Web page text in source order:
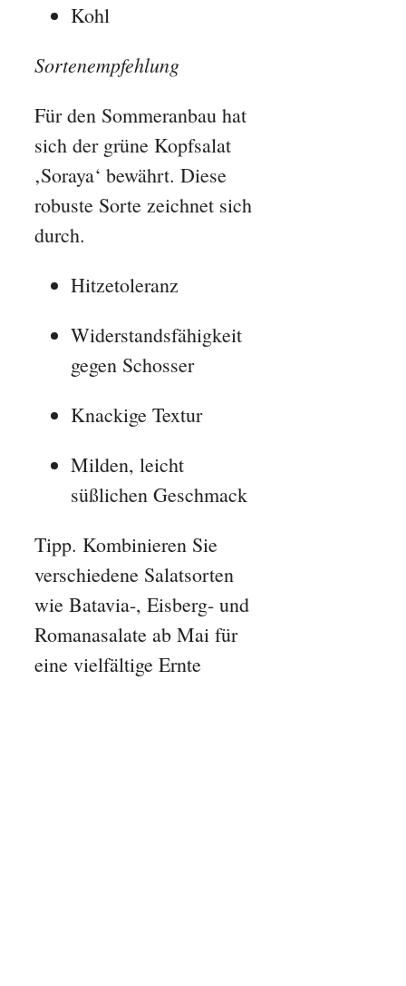
Kohl
Sortenempfehlung
Für den Sommeranbau hat
sich der grüne Kopfsalat
‚Soraya‘ bewährt. Diese
robuste Sorte zeichnet sich
durch.
Hitzetoleranz
Widerstandsfähigkeit
gegen Schosser
Knackige Textur
Milden, leicht
süßlichen Geschmack
Tipp. Kombinieren Sie
verschiedene Salatsorten
wie Batavia-, Eisberg- und
Romanasalate ab Mai für
eine vielfältige Ernte